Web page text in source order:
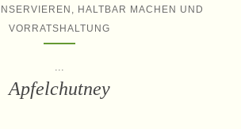
HALTBAR MACHEN UND
VORRATSHALTUNG
Apfelchutney